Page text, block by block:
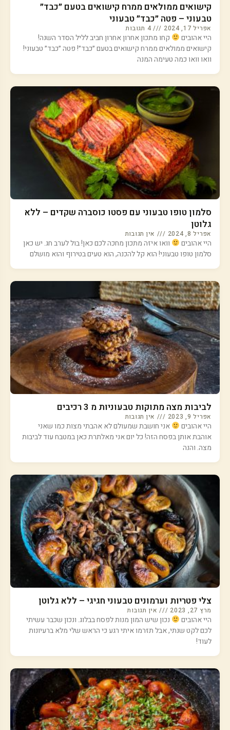
קישואים ממולאים ממרח קישואים בטעם ״כבד״
טבעוני – פטה ״כבד״ טבעוני
אפריל 17, 2024
היי אהובים
קחו מתכון אחרון אחרון חביב לליל הסדר השנה!
קישואים ממולאים ממרח קישואים בטעם ״כבד״! פטה ״כבד״ טבעוני!
וואו וואו כמה טעימה המנה
סלמון טופו טבעוני עם פסטו כוסברה שקדים – ללא
גלוטן
אפריל 8, 2024 אין תגובות
היי אהובים
וואו איזה מתכון מחכה לכם כאן! בול לערב חג. יש כאן
סלמון טופו טבעוני! הוא קל להכנה, הוא טעים בטירוף והוא מושלם
לביבות מצה מתוקות טבעוניות מ 3 רכיבים
אפריל 9, 2023 אין תגובות
היי אהובים
אני חושבת שמעולם לא אהבתי מצות כמו שאני
אוהבת אותן בפסח הזה! כל יום אני מאלתרת כאן במטבח עוד לביבות
מצה. והנה
צלי פטריות וערמונים טבעוני חגיגי – ללא גלוטן
מרץ 27, 2023 אין תגובות
היי אהובים
נכון שיש המון מנות לפסח בבלוג. ונכון שכבר עשיתי
לכם לקט שנתי, אבל תזרמו איתי רגע כי הראש שלי מלא ברעיונות
לעוד!